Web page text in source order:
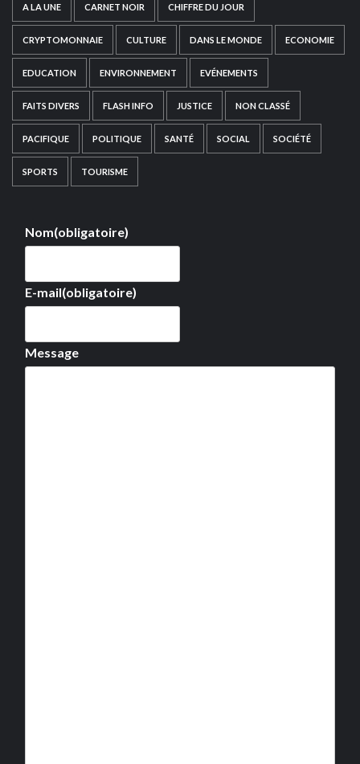
A LA UNE CARNET NOIR CHIFFRE DU JOUR
CRYPTOMONNAIE CULTURE DANS LE MONDE ECONOMIE
EDUCATION ENVIRONNEMENT EVÉNEMENTS
FAITS DIVERS FLASH INFO JUSTICE NON CLASSÉ
PACIFIQUE POLITIQUE SANTÉ SOCIAL SOCIÉTÉ
SPORTS TOURISME
Nom(obligatoire)
E-mail(obligatoire)
Message